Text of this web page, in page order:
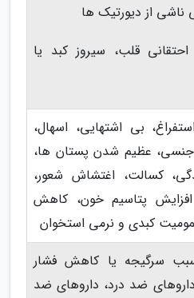
ناشی از دیورتیک ها
احتقانی قلب، سیروز کبد یا
بی اشتهایی، اسهال،
عظیم شدن پستان ها،
کسالت، اغتشاش شعور،
افزایش پتاسیم خون، کاهش
کبدی و نرمی استخوان
سرگیجه یا کاهش فشار
ضد درد، داروهای ضد